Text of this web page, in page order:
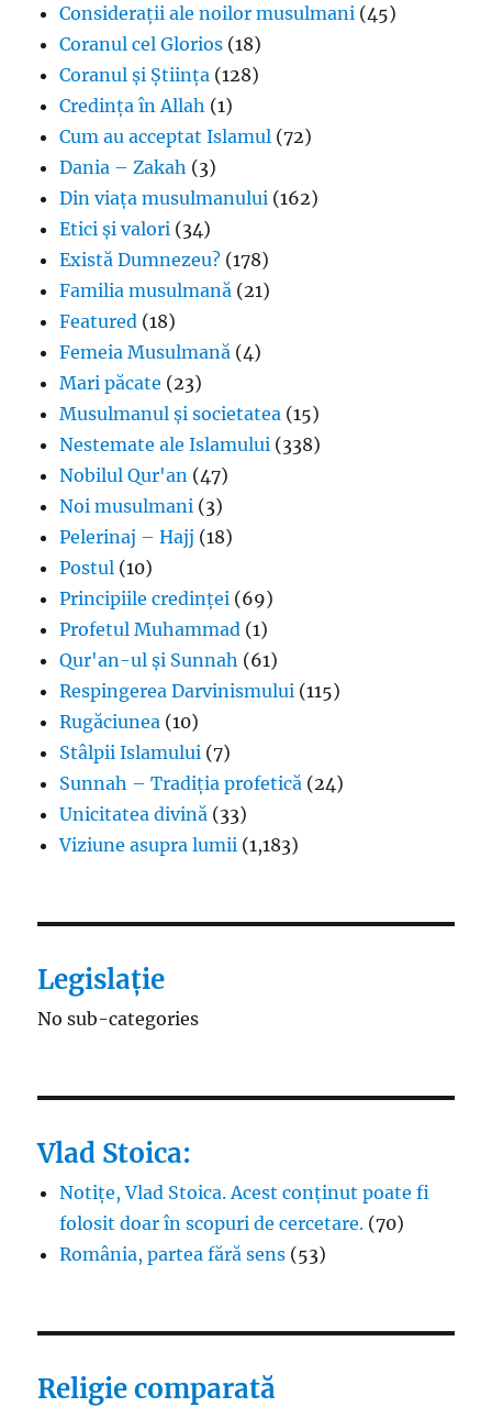
Considerații ale noilor musulmani (45)
Coranul cel Glorios (18)
Coranul și Știința (128)
Credința în Allah (1)
Cum au acceptat Islamul (72)
Dania – Zakah (3)
Din viața musulmanului (162)
Etici și valori (34)
Există Dumnezeu? (178)
Familia musulmană (21)
Featured (18)
Femeia Musulmană (4)
Mari păcate (23)
Musulmanul și societatea (15)
Nestemate ale Islamului (338)
Nobilul Qur'an (47)
Noi musulmani (3)
Pelerinaj – Hajj (18)
Postul (10)
Principiile credinței (69)
Profetul Muhammad (1)
Qur'an-ul și Sunnah (61)
Respingerea Darvinismului (115)
Rugăciunea (10)
Stâlpii Islamului (7)
Sunnah – Tradiția profetică (24)
Unicitatea divină (33)
Viziune asupra lumii (1,183)
Legislație
No sub-categories
Vlad Stoica:
Notițe, Vlad Stoica. Acest conținut poate fi
folosit doar în scopuri de cercetare. (70)
România, partea fără sens (53)
Religie comparată